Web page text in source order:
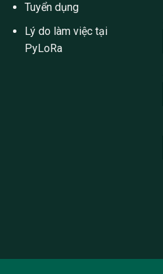
Tuyển dụng
Lý do làm việc tại
PyLoRa